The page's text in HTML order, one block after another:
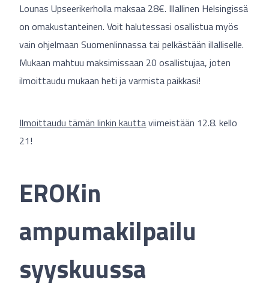
Lounas Upseerikerholla maksaa 28€. Illallinen Helsingissä
on omakustanteinen. Voit halutessasi osallistua myös
vain ohjelmaan Suomenlinnassa tai pelkästään illalliselle.
Mukaan mahtuu maksimissaan 20 osallistujaa, joten
ilmoittaudu mukaan heti ja varmista paikkasi!
Ilmoittaudu tämän linkin kauttaviimeistään 12.8. kello
21!
EROKin
ampumakilpailu
syyskuussa